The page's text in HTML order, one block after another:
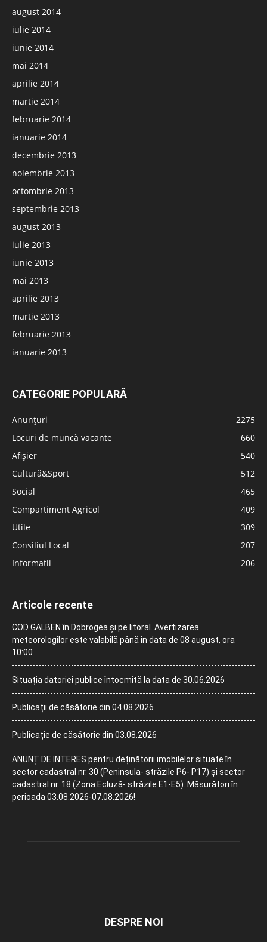
august 2014
iulie 2014
iunie 2014
mai 2014
aprilie 2014
martie 2014
februarie 2014
ianuarie 2014
decembrie 2013
noiembrie 2013
octombrie 2013
septembrie 2013
august 2013
iulie 2013
iunie 2013
mai 2013
aprilie 2013
martie 2013
februarie 2013
ianuarie 2013
CATEGORIE POPULARĂ
Anunțuri
2275
Locuri de muncă vacante
660
Afișier
540
Cultură&Sport
512
Social
465
Compartiment Agricol
409
Utile
309
Consiliul Local
207
Informatii
206
Articole recente
COD GALBEN în Dobrogea și pe litoral. Avertizarea
meteorologilor este valabilă până în data de 08 august, ora
10:00
Situația datoriei publice întocmită la data de 30.06.2026
Publicații de căsătorie din 04.08.2026
Publicație de căsătorie din 03.08.2026
ANUNȚ DE INTERES pentru deținătorii imobilelor situate în
sector cadastral nr. 30 (Peninsula- străzile P6- P17) și sector
cadastral nr. 18 (Zona Ecluză- străzile E1-E5). Măsurători în
perioada 03.08.2026-07.08.2026!
DESPRE NOI